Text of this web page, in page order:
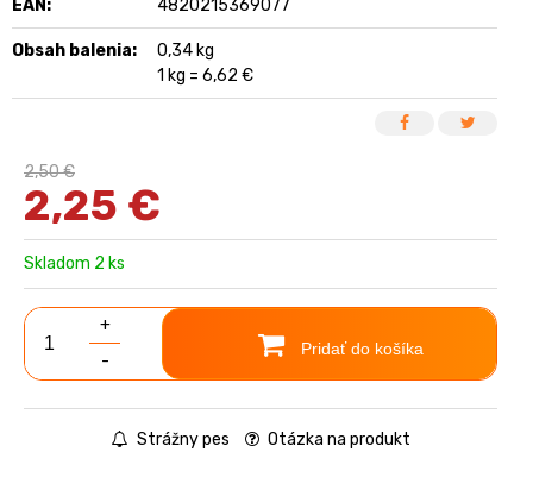
EAN: 4820215369077
Obsah balenia:
0,34 kg
1 kg = 6,62 €
2,50 €
2,25 €
Skladom 2 ks
+
-
Pridať do košíka
Strážny pes Otázka na produkt